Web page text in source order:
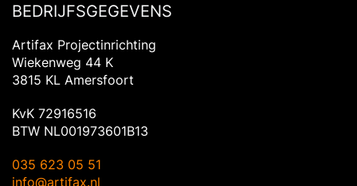
BEDRIJFSGEGEVENS
Artifax Projectinrichting
Wiekenweg 44 K
3815 KL Amersfoort
KvK 72916516
BTW NL001973601B13
035 623 05 51
info@artifax.nl